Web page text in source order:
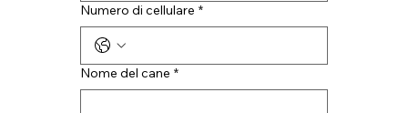
Numero di cellulare *
Nome del cane *